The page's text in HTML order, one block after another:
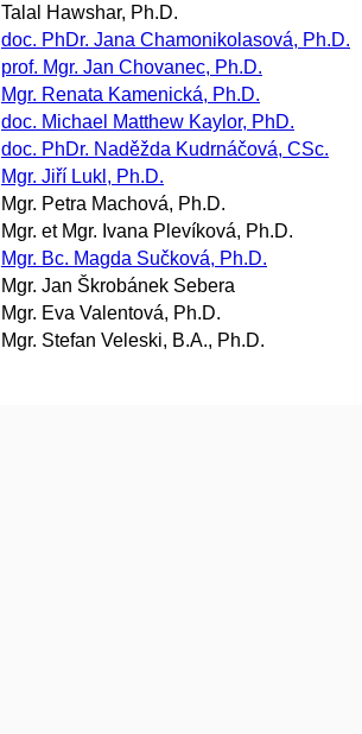
Talal Hawshar, Ph.D.
doc. PhDr. Jana Chamonikolasová, Ph.D.
prof. Mgr. Jan Chovanec, Ph.D.
Mgr. Renata Kamenická, Ph.D.
doc. Michael Matthew Kaylor, PhD.
doc. PhDr. Naděžda Kudrnáčová, CSc.
Mgr. Jiří Lukl, Ph.D.
Mgr. Petra Machová, Ph.D.
Mgr. et Mgr. Ivana Plevíková, Ph.D.
Mgr. Bc. Magda Sučková, Ph.D.
Mgr. Jan Škrobánek Sebera
Mgr. Eva Valentová, Ph.D.
Mgr. Stefan Veleski, B.A., Ph.D.